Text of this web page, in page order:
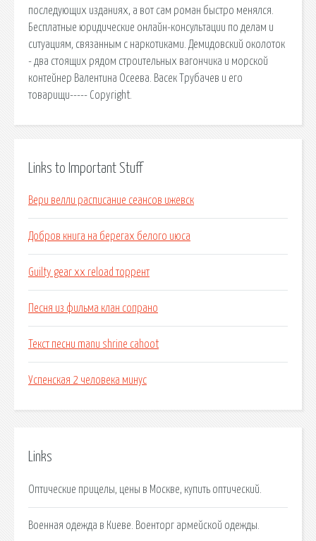
последующих изданиях, а вот сам роман быстро менялся.
Бесплатные юридические онлайн-консультации по делам и
ситуациям, связанным с наркотиками. Демидовский околоток
- два стоящих рядом строительных вагончика и морской
контейнер Валентина Осеева. Васек Трубачев и его
товарищи----- Copyright.
Links to Important Stuff
Вери велли расписание сеансов ижевск
Добров книга на берегах белого июса
Guilty gear xx reload торрент
Песня из фильма клан сопрано
Текст песни manu shrine cahoot
Успенская 2 человека минус
Links
Оптические прицелы, цены в Москве, купить оптический.
Военная одежда в Киеве. Военторг армейской одежды.